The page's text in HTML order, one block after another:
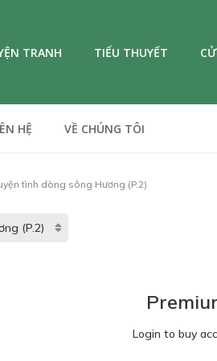
TRANH TIỂU THUYẾT
HỆ VỀ CHÚNG TÔI
tình dòng sông Hương (P.2)
Login to buy